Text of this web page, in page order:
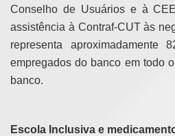
Conselho de Usuários e à
assistência à Contraf-CUT às
representa aproximadamente
empregados do banco em todo
banco.
Escola Inclusiva e